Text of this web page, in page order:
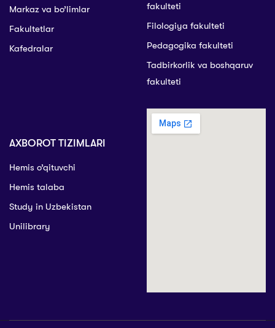
Markaz va bo’limlar
Fakultetlar
Kafedralar
fakulteti
Filologiya fakulteti
Pedagogika fakulteti
Tadbirkorlik va boshqaruv
fakulteti
AXBOROT TIZIMLARI
Hemis o’qituvchi
Hemis talaba
Study in Uzbekistan
Unilibrary